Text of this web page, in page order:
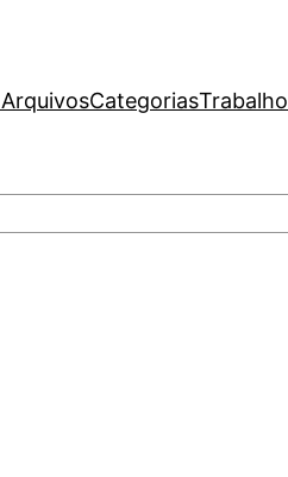
ArquivosCategoriasTrabalho